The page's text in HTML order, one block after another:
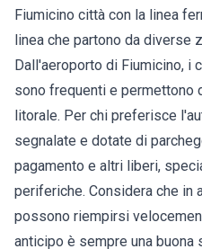
Fiumicino città con la linea
linea che partono da diverse
Dall'aeroporto di Fiumicino, i
sono frequenti e permettono
litorale. Per chi preferisce
segnalate e dotate di
pagamento e altri liberi,
periferiche. Considera che in
possono riempirsi
anticipo è sempre una buona